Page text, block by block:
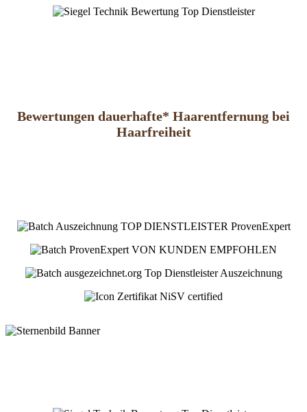
Bewertungen dauerhafte* Haarentfernung bei
Haarfreiheit